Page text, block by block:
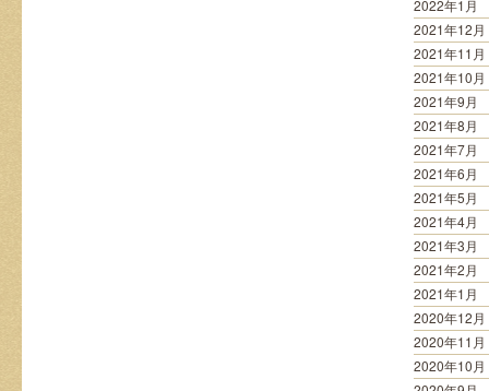
2022年1月
2021年12月
2021年11月
2021年10月
2021年9月
2021年8月
2021年7月
2021年6月
2021年5月
2021年4月
2021年3月
2021年2月
2021年1月
2020年12月
2020年11月
2020年10月